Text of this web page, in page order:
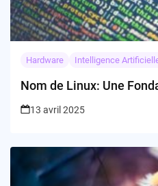
Hardware Intelligence
Nom de Linux: Une
13 avril 2025